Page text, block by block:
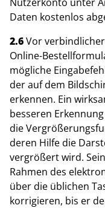
Daten kostenlos
2.6Vor
Online-
mögliche
der auf dem
erkennen. Ein
besseren
die
deren Hilfe die
vergrößert wird.
Rahmen des
über die üblichen
korrigieren, bis er